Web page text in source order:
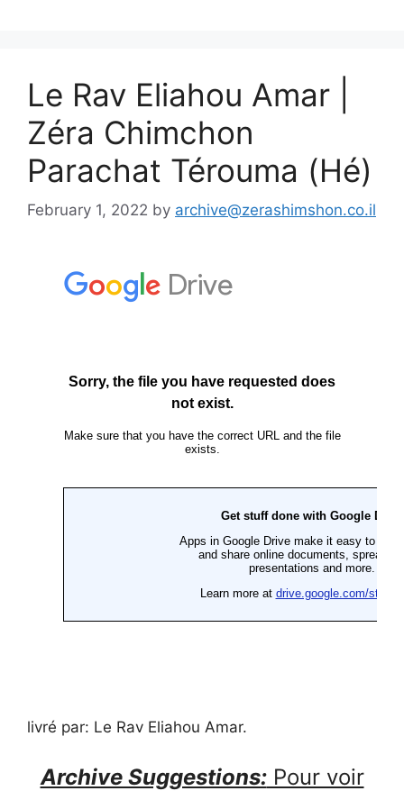
Le Rav Eliahou Amar |
Zéra Chimchon
Parachat Térouma (Hé)
February 1, 2022 by archive@zerashimshon.co.il
livré par: Le Rav Eliahou Amar.
Archive Suggestions:Pour voir